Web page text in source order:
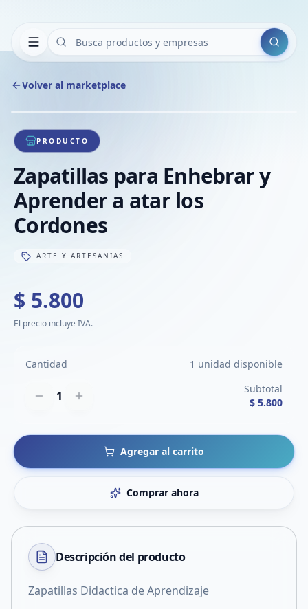
Buscar
Volver al marketplace
1/1
PRODUCTO
Zapatillas para Enhebrar y
Aprender a atar los
Cordones
ARTE Y ARTESANIAS
$ 5.800
El precio incluye IVA.
Cantidad 1 unidad disponible
1
Subtotal
$ 5.800
Agregar al carrito
Comprar ahora
Descripción del producto
Zapatillas Didactica de Aprendizaje